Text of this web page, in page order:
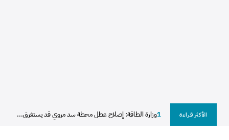
الأكثر قراءة 1وزارة الطاقة: إصلاح عطل محطة سد مروي قد يستغرق...